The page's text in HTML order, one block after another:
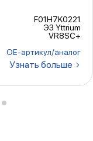
F01H7K0221
ЭЗ Yttrium
VR8SC+
ОЕ-артикул/аналог
Узнать больше